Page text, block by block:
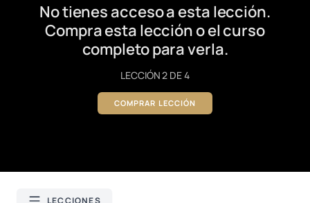
No tienes acceso a esta lección.
Compra esta lección o el curso
completo para verla.
LECCIÓN 2 DE 4
COMPRAR LECCIÓN
LECCIONES